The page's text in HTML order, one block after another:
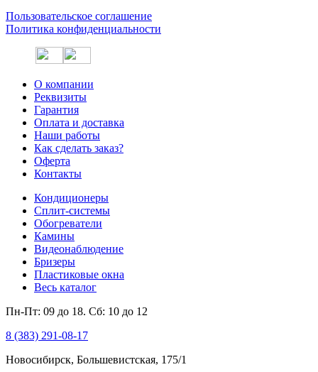
Пользовательское соглашение
Политика конфиденциальности
О компании
Реквизиты
Гарантия
Оплата и доставка
Наши работы
Как сделать заказ?
Оферта
Контакты
Кондиционеры
Сплит-системы
Обогреватели
Камины
Видеонаблюдение
Бризеры
Пластиковые окна
Весь каталог
Пн-Пт: 09 до 18. Сб: 10 до 12
8 (383) 291-08-17
Новосибирск, Большевистская, 175/1